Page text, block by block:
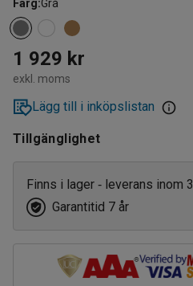
Färg:Grå
1 929 kr
exkl. moms
Lägg till i inköpslistan
Tillgänglighet
Finns i lager ‑ leverans inom 3
Garantitid 7 år